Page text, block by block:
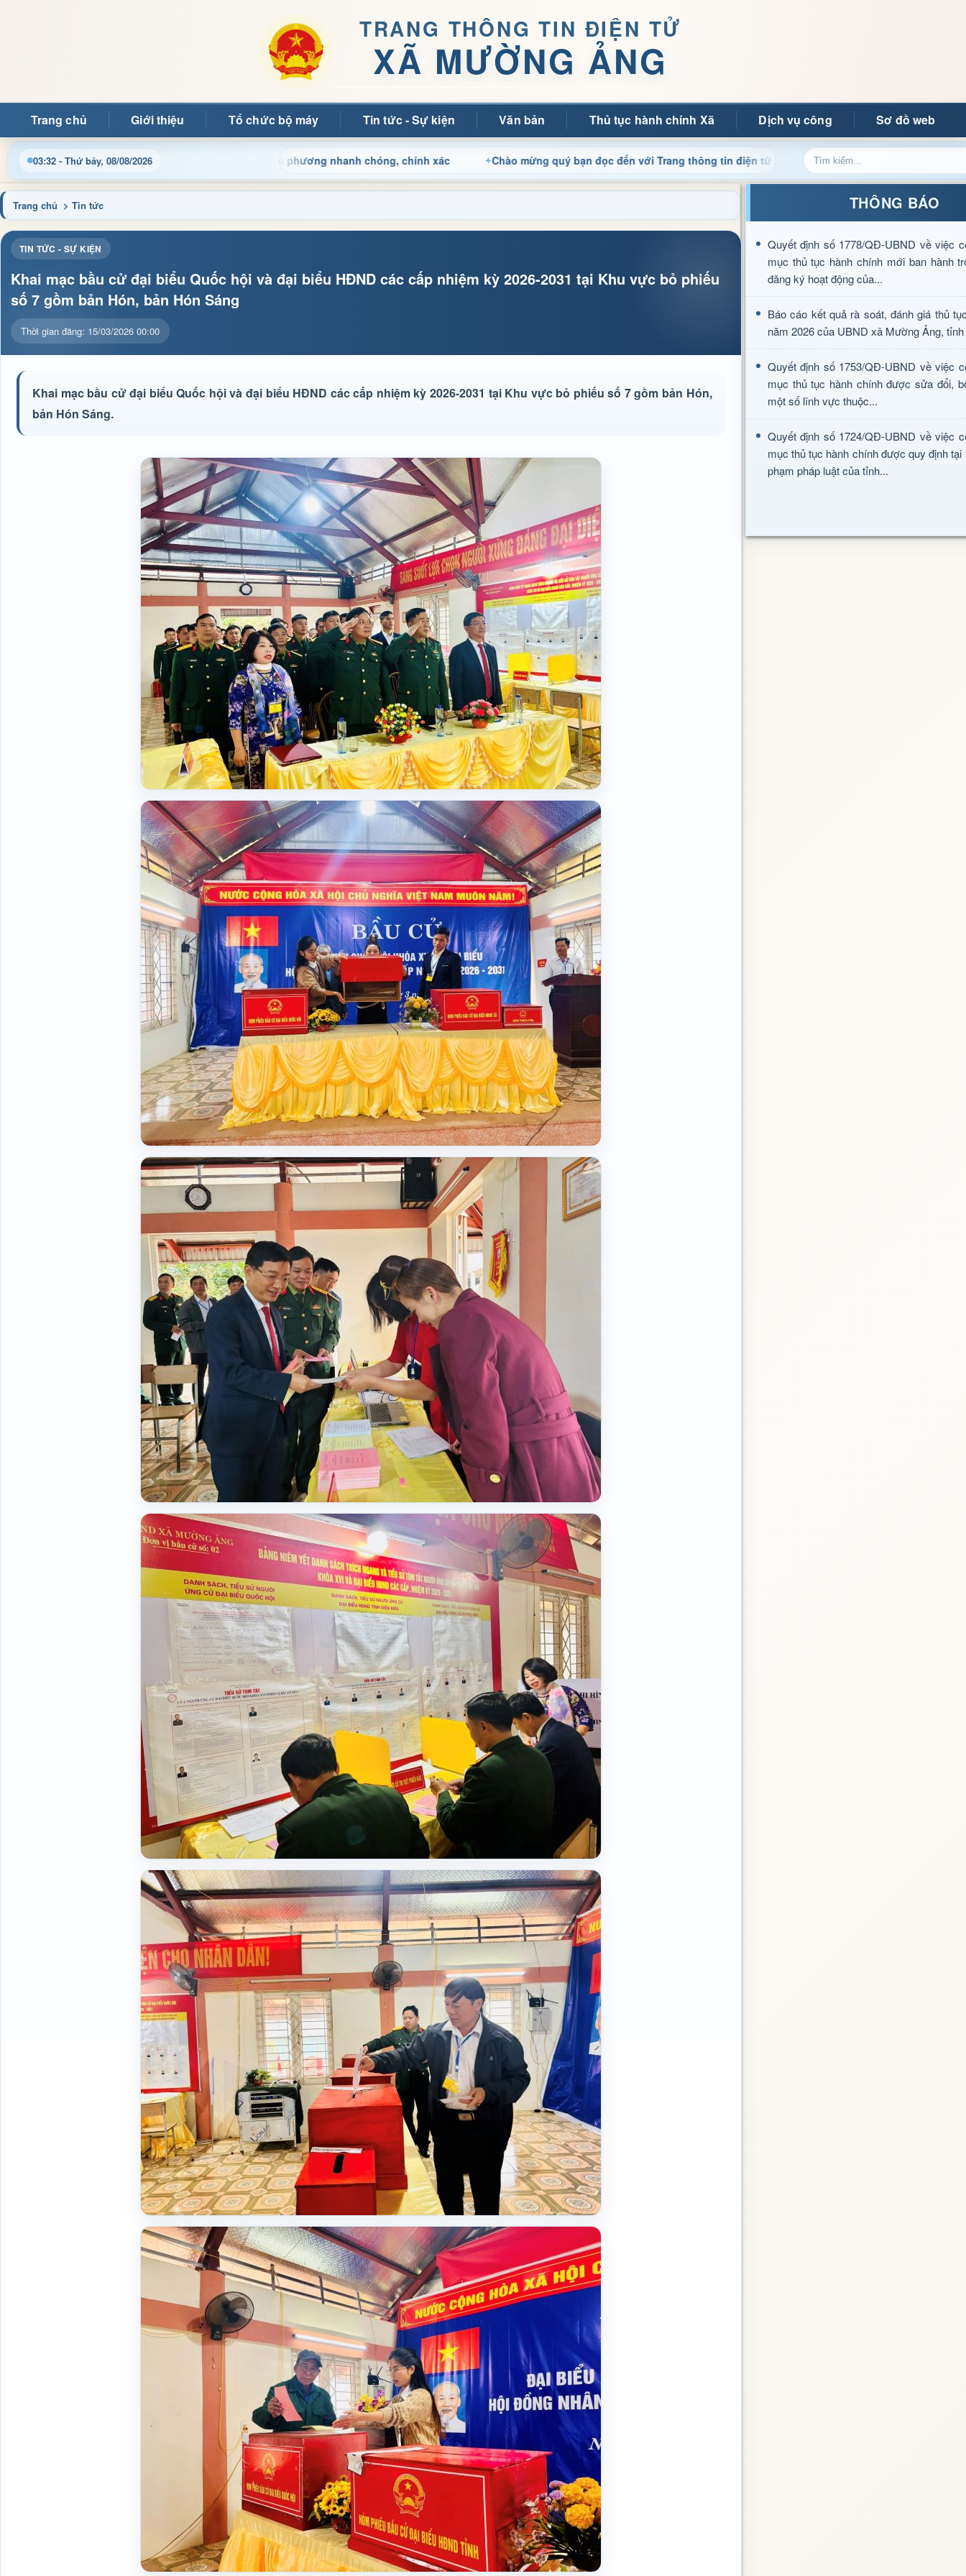
TRANG THÔNG TIN ĐIỆN TỬ
XÃ MƯỜNG ẢNG
Trang chủ Giới thiệu Tổ chức bộ máy Tin tức - Sự kiện Văn bản Thủ tục hành chính Xã Dịch vụ công Sơ đồ web
03:32 - Thứ bảy, 08/08/2026
hành, thủ tục hành chính và tin tức địa phương nhanh chóng, chính xác Chào mừng quý bạn đọc đến với Trang thông tin điện tử xã Mường Ảng Cập nhật thông tin điều
Trang chủ > Tin tức
TIN TỨC - SỰ KIỆN
Khai mạc bầu cử đại biểu Quốc hội và đại biểu HĐND các cấp nhiệm kỳ 2026-2031 tại Khu vực bỏ phiếu
số 7 gồm bản Hón, bản Hón Sáng
Thời gian đăng: 15/03/2026 00:00
Khai mạc bầu cử đại biểu Quốc hội và đại biểu HĐND các cấp nhiệm kỳ 2026-2031 tại Khu vực bỏ phiếu số 7 gồm bản Hón,
bản Hón Sáng.
THÔNG BÁO
Quyết định số 1778/QĐ-UBND về việc
mục thủ tục hành chính mới ban hành
đăng ký hoạt động của...
Báo cáo kết quả rà soát, đánh giá thủ
năm 2026 của UBND xã Mường Ảng,
Quyết định số 1753/QĐ-UBND về việc
mục thủ tục hành chính được sửa đổi,
một số lĩnh vực thuộc...
Quyết định số 1724/QĐ-UBND về việc
mục thủ tục hành chính được quy định tại
phạm pháp luật của tỉnh...